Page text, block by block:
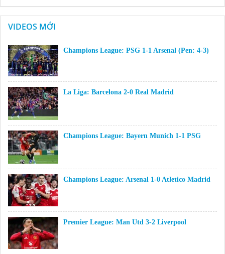
VIDEOS MỚI
Champions League: PSG 1-1 Arsenal (Pen: 4-3)
La Liga: Barcelona 2-0 Real Madrid
Champions League: Bayern Munich 1-1 PSG
Champions League: Arsenal 1-0 Atletico Madrid
Premier League: Man Utd 3-2 Liverpool